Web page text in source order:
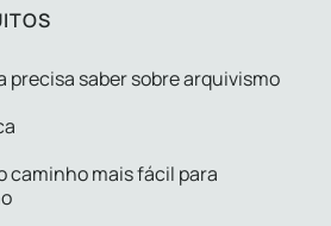
precisa saber sobre arquivismo
caminho mais fácil para